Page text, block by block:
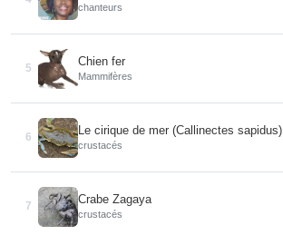
chanteurs
5
Chien fer
Mammifères
6
Le cirique de mer (Callinectes sapidus)
crustacés
7
Crabe Zagaya
crustacés